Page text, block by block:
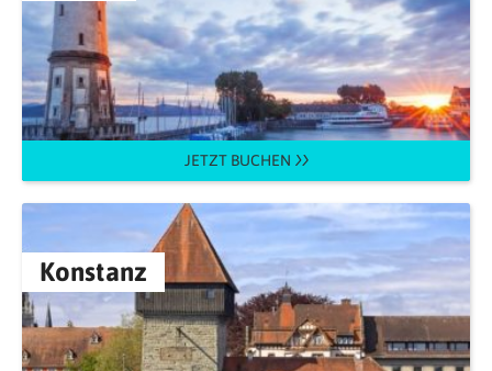
JETZT BUCHEN
Konstanz